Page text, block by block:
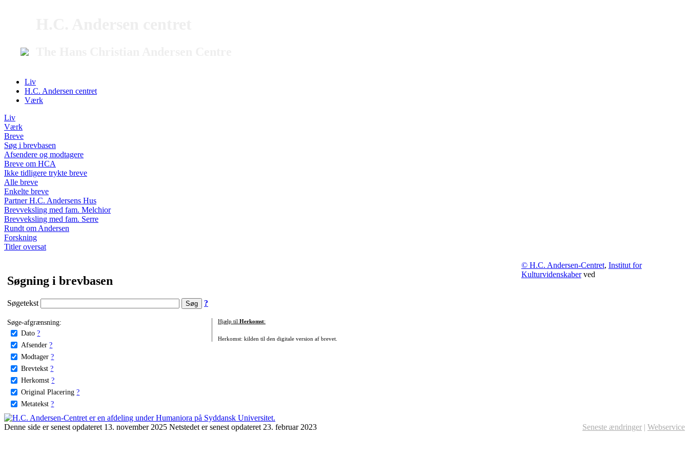
Liv
H.C. Andersen centret
Værk
Liv
Værk
Breve
Søg i brevbasen
Afsendere og modtagere
Breve om HCA
Ikke tidligere trykte breve
Alle breve
Enkelte breve
Partner H.C. Andersens Hus
Brevveksling med fam. Melchior
Brevveksling med fam. Serre
Rundt om Andersen
Forskning
Titler oversat
Søgning i brevbasen
Søgetekst ?
Søge-afgrænsning:
Dato ?
Afsender ?
Modtager ?
Brevtekst ?
Herkomst ?
Original Placering ?
Metatekst ?
Hjælp til Herkomst:
Herkomst: kilden til den digitale version af brevet.
© H.C. Andersen-Centret, Institut for
Kulturvidenskaberved
Denne side er senest opdateret 13. november 2025 Netstedet er senest opdateret 23. februar 2023 Seneste ændringer | Webservice